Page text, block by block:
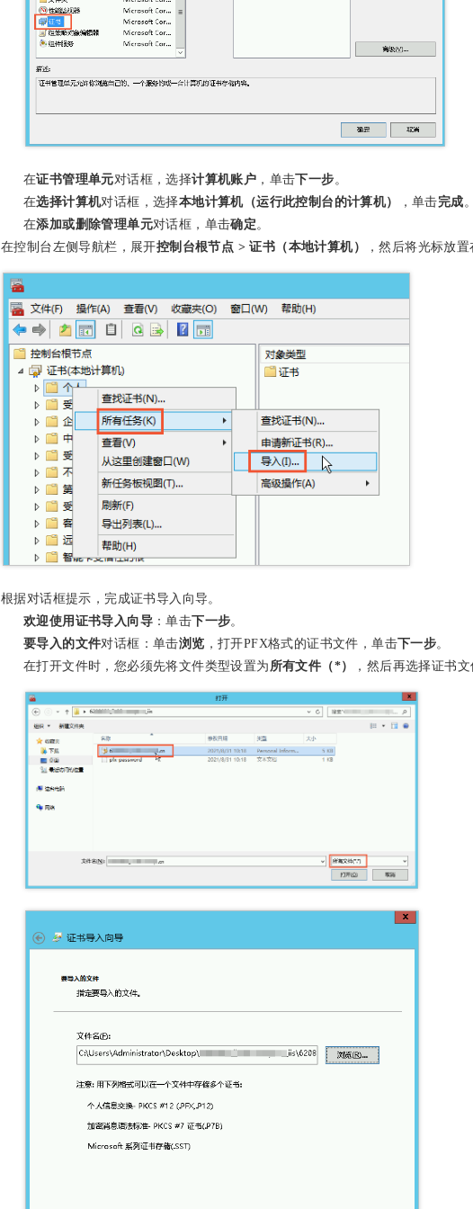
在证书管理单元对话框，选择计算机账户 ，单击下一步。
在选择计算机对话框，选择本地计算机（运行此控制台的计算机） ，单击完成
在添加或删除管理单元对话框，单击确定。
在控制台左侧导航栏，展开控制台根节点 >证书（本地计算机） ，然后将光标放置
根据对话框提示，完成证书导入向导。
欢迎使用证书导入向导 ：单击下一步。
要导入的文件对话框：单击浏览 ，打开PFX格式的证书文件，单击下一步。
在打开文件时，您必须先将文件类型设置为 所有文件（*） ，然后再选择证书